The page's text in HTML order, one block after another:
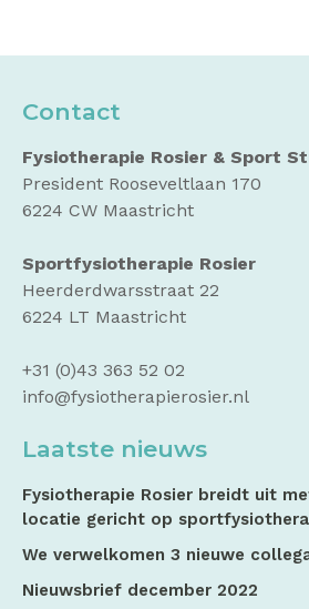
Contact
Fysiotherapie Rosier & Sport
President Rooseveltlaan 170
6224 CW Maastricht
Sportfysiotherapie Rosier
Heerderdwarsstraat 22
6224 LT Maastricht
+31 (0)43 363 52 02
info@fysiotherapierosier.nl
Laatste nieuws
Fysiotherapie Rosier breidt uit
locatie gericht op
We verwelkomen 3 nieuwe
Nieuwsbrief december 2022